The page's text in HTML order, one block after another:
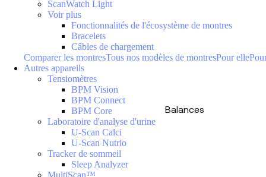
Balances
ScanWatch Light
Voir plus
Fonctionnalités de l'écosystème de montres
Bracelets
Câbles de chargement
Comparer les montresTous nos modèles de montresPour elle
Autres appareils
Tensiomètres
BPM Vision
BPM Connect
BPM Core
Laboratoire d'analyse d'urine
U-Scan Calci
U-Scan Nutrio
Tracker de sommeil
Sleep Analyzer
MultiScan™